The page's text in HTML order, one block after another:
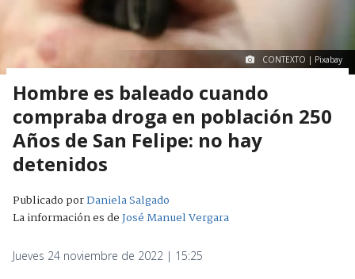
CONTEXTO | Pixabay
Hombre es baleado cuando
compraba droga en población 250
Años de San Felipe: no hay
detenidos
Publicado porDaniela Salgado
La información es deJosé Manuel Vergara
Jueves 24 noviembre de 2022 | 15:25